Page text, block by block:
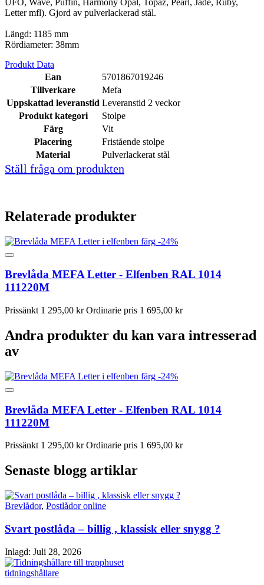
Letter mfl). Gjord av pulverlackerad stål.
Längd: 1185 mm
Rördiameter: 38mm
Produkt Data
Ean
5701867019246
Tillverkare
Mefa
Uppskattad leveranstid Leveranstid 2 veckor
Produkt kategori
Stolpe
Färg
Vit
Placering
Fristående stolpe
Material
Pulverlackerat stål
Ställ fråga om produkten
Relaterade produkter
-24%
Brevlåda MEFA Letter - Elfenben RAL 1014
111220M
Prissänkt 1 295,00 kr Ordinarie pris 1 695,00 kr
Andra produkter du kan vara intresserad
av
-24%
Brevlåda MEFA Letter - Elfenben RAL 1014
111220M
Prissänkt 1 295,00 kr Ordinarie pris 1 695,00 kr
Senaste blogg artiklar
Brevlådor, Postlådor online
Svart postlåda – billig , klassisk eller snygg ?
Inlagd: Juli 28, 2026
tidningshållare